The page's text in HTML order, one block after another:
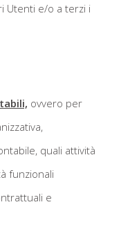
Utenti e/o a terzi i
ovvero per
quali attività
funzionali
e